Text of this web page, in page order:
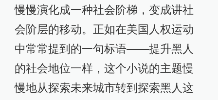
慢慢演化成一种社会阶梯，变成讲社
会阶层的移动。正如在美国人权运动
中常常提到的一句标语——提升黑人
的社会地位一样，这个小说的主题慢
慢地从探索未来城市转到探索黑人这